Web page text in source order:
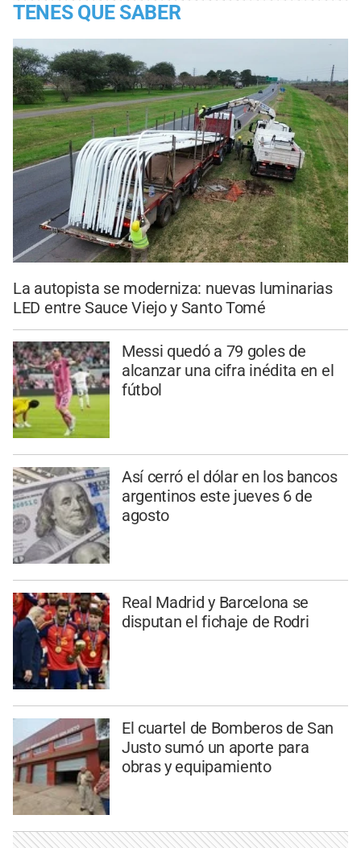
TENES QUE SABER
La autopista se moderniza: nuevas luminarias
LED entre Sauce Viejo y Santo Tomé
Messi quedó a 79 goles de
alcanzar una cifra inédita en el
fútbol
Así cerró el dólar en los bancos
argentinos este jueves 6 de
agosto
Real Madrid y Barcelona se
disputan el fichaje de Rodri
El cuartel de Bomberos de San
Justo sumó un aporte para
obras y equipamiento